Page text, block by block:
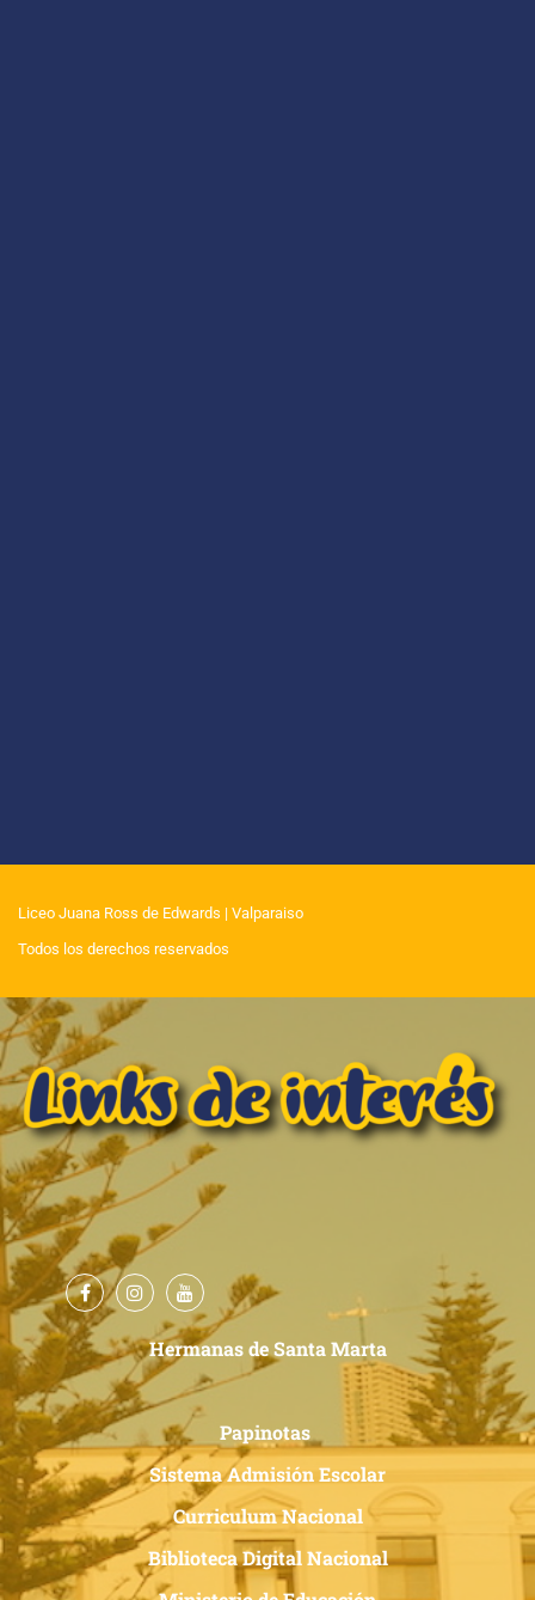
Liceo Juana Ross de Edwards | Valparaiso
Todos los derechos reservados
Hermanas de Santa Marta
Papinotas
Sistema Admisión Escolar
Curriculum Nacional
Biblioteca Digital Nacional